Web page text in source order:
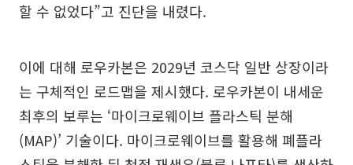
할 수 없었다”고 진단을 내렸다.
이에 대해 로우카본은 2029년 코스닥 일반 상장이라
는 구체적인 로드맵을 제시했다. 로우카본이 내세운
최후의 보루는 ‘마이크로웨이브 플라스틱 분해
(MAP)’ 기술이다. 마이크로웨이브를 활용해 폐플라